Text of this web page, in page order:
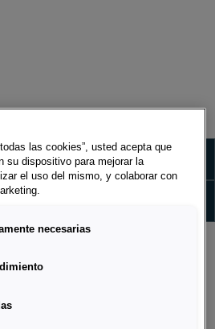
we offer you management
consulting and efficient
personal support. You can
policy ensures cost advantages
las cookies”, usted acepta que
su dispositivo para mejorar la
el uso del mismo, y colaborar con
necesarias